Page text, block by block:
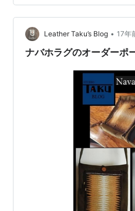
Mail loop@leather-
2434-7514 Web https://
Leather Taku’s Blog • 17年
ナバホラグのオーダーポ